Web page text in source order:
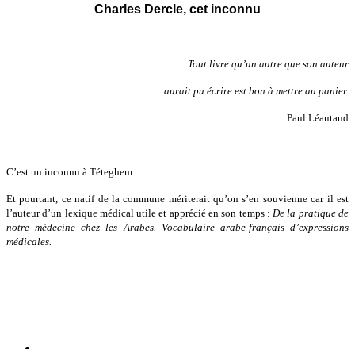
Charles Dercle, cet inconnu
Tout livre qu’un autre que son auteur
aurait pu écrire est bon à mettre au panier.
Paul Léautaud
C’est un inconnu à Téteghem.
Et pourtant, ce natif de la commune mériterait qu’on s’en souvienne car il est
l’auteur d’un lexique médical utile et apprécié en son temps :De la pratique de
notre médecine chez les Arabes. Vocabulaire arabe-français d’expressions
médicales.